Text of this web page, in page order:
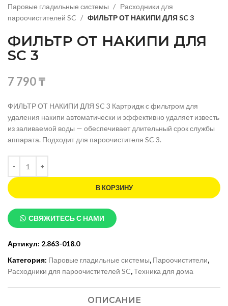
Паровые гладильные системы
Расходники для
пароочистителей SC
ФИЛЬТР ОТ НАКИПИ ДЛЯ SC 3
ФИЛЬТР ОТ НАКИПИ ДЛЯ
SC 3
7 790₸
ФИЛЬТР ОТ НАКИПИ ДЛЯ SC 3 Картридж с фильтром для
удаления накипи автоматически и эффективно удаляет известь
из заливаемой воды — обеcпечивает длительный срок службы
аппарата. Подходит для пароочистителя SC 3.
В КОРЗИНУ
СВЯЖИТЕСЬ С НАМИ
Артикул: 2.863-018.0
Категория: Паровые гладильные системы, Пароочистители,
Расходники для пароочистителей SC,Техника для дома
ОПИСАНИЕ